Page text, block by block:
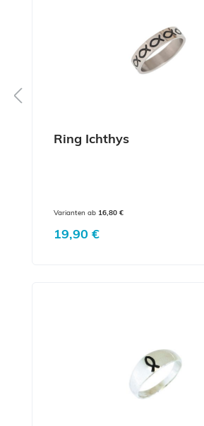
Ring Ichthys
Varianten ab 16,80 €
Regulärer Preis:
19,90 €